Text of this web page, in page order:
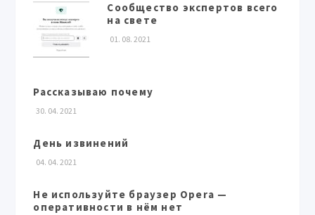
Сообщество экспертов всего
на свете
01. 08. 2021
Рассказываю почему
30. 04. 2021
День извинений
04. 04. 2021
Не используйте браузер Opera —
оперативности в нём нет